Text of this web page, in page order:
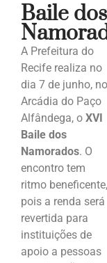
Baile dos
A Prefeitura do
Recife realiza no
dia 7 de junho, no
Arcádia do Paço
Alfândega, o XVI
Baile dos
Namorados. O
encontro tem
ritmo beneficente,
pois a renda será
revertida para
instituições de
apoio a pessoas